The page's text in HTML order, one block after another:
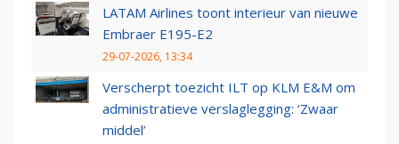
LATAM Airlines toont interieur van nieuwe
Embraer E195-E2
29-07-2026, 13:34
Verscherpt toezicht ILT op KLM E&M om
administratieve verslaglegging: ‘Zwaar
middel’